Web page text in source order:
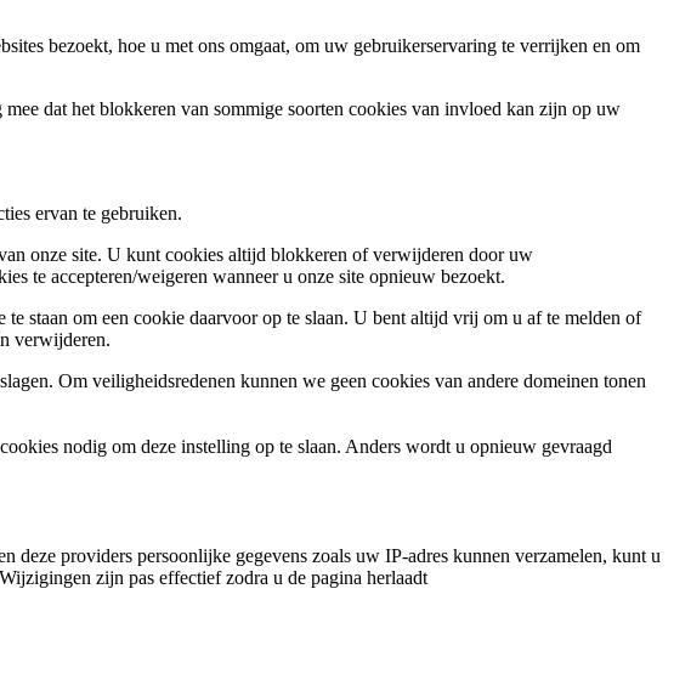
bezoekt, hoe u met ons omgaat, om uw gebruikerservaring te verrijken en om
dat het blokkeren van sommige soorten cookies van invloed kan zijn op uw
ervan te gebruiken.
onze site. U kunt cookies altijd blokkeren of verwijderen door uw
te accepteren/weigeren wanneer u onze site opnieuw bezoekt.
staan om een cookie daarvoor op te slaan. U bent altijd vrij om u af te melden of
verwijderen.
Om veiligheidsredenen kunnen we geen cookies van andere domeinen tonen
nodig om deze instelling op te slaan. Anders wordt u opnieuw gevraagd
providers persoonlijke gegevens zoals uw IP-adres kunnen verzamelen, kunt u
zijn pas effectief zodra u de pagina herlaadt